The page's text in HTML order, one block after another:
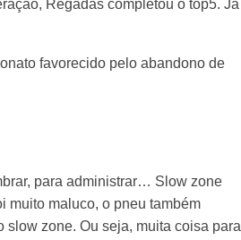
Regadas completou o top5. Já
favorecido pelo abandono de
para administrar… Slow zone
muito maluco, o pneu também
zone. Ou seja, muita coisa para